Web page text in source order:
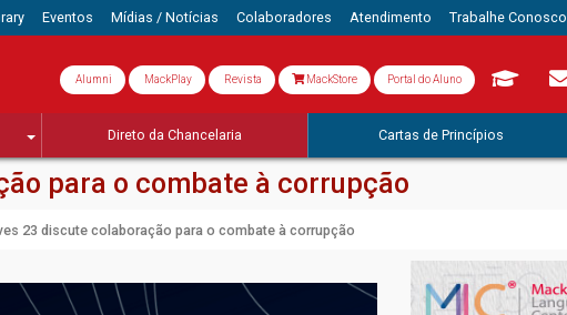
Eventos Mídias / Notícias Colaboradores Atendimento Trabalhe Conosco
Alumni MackPlay Revista MackStore Portal do Aluno
Direto da Chancelaria Cartas de Princípios
para o combate à corrupção
23 discute colaboração para o combate à corrupção